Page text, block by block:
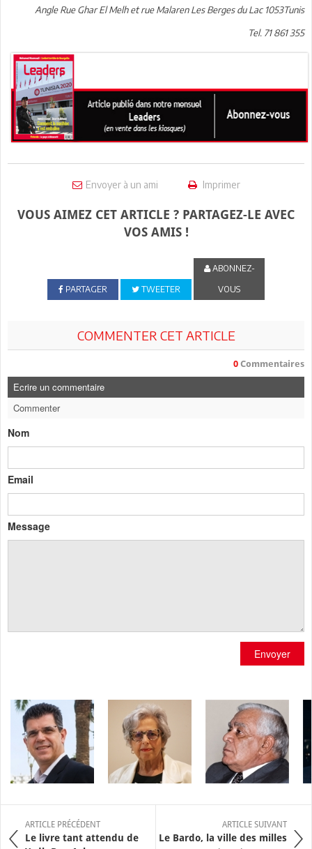
Angle Rue Ghar El Melh et rue Malaren Les Berges du Lac 1053Tunis
Tel. 71 861 355
Envoyer à un ami Imprimer
VOUS AIMEZ CET ARTICLE ? PARTAGEZ-LE AVEC
VOS AMIS !
PARTAGER TWEETER
ABONNEZ-
VOUS
COMMENTER CET ARTICLE
0 Commentaires
Ecrire un commentaire
Commenter
Nom
Email
Message
Envoyer
ARTICLE PRÉCÉDENT
Le livre tant attendu de
ARTICLE SUIVANT
Le Bardo, la ville des milles